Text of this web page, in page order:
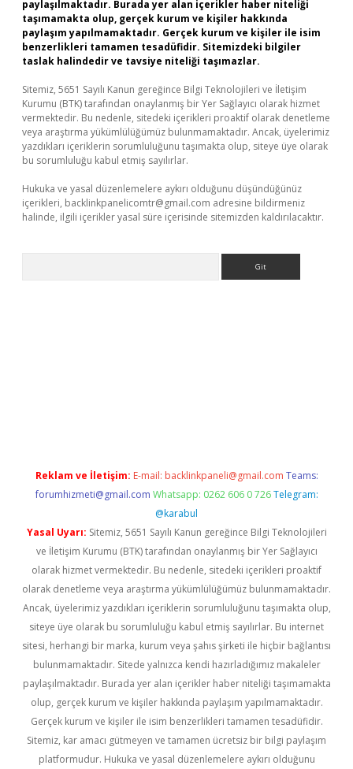
paylaşılmaktadır. Burada yer alan içerikler haber niteliği
taşımamakta olup, gerçek kurum ve kişiler hakkında
paylaşım yapılmamaktadır. Gerçek kurum ve kişiler ile isim
benzerlikleri tamamen tesadüfidir. Sitemizdeki bilgiler
taslak halindedir ve tavsiye niteliği taşımazlar.
Sitemiz, 5651 Sayılı Kanun gereğince Bilgi Teknolojileri ve İletişim
Kurumu (BTK) tarafından onaylanmış bir Yer Sağlayıcı olarak hizmet
vermektedir. Bu nedenle, sitedeki içerikleri proaktif olarak denetleme
veya araştırma yükümlülüğümüz bulunmamaktadır. Ancak, üyelerimiz
yazdıkları içeriklerin sorumluluğunu taşımakta olup, siteye üye olarak
bu sorumluluğu kabul etmiş sayılırlar.
Hukuka ve yasal düzenlemelere aykırı olduğunu düşündüğünüz
içerikleri, backlinkpanelicomtr@gmail.com adresine bildirmeniz
halinde, ilgili içerikler yasal süre içerisinde sitemizden kaldırılacaktır.
Reklam ve İletişim: E-mail: backlinkpaneli@gmail.com Teams:
forumhizmeti@gmail.com Whatsapp: 0262 606 0 726 Telegram:
@karabul
Yasal Uyarı: Sitemiz, 5651 Sayılı Kanun gereğince Bilgi Teknolojileri
ve İletişim Kurumu (BTK) tarafından onaylanmış bir Yer Sağlayıcı
olarak hizmet vermektedir. Bu nedenle, sitedeki içerikleri proaktif
olarak denetleme veya araştırma yükümlülüğümüz bulunmamaktadır.
Ancak, üyelerimiz yazdıkları içeriklerin sorumluluğunu taşımakta olup,
siteye üye olarak bu sorumluluğu kabul etmiş sayılırlar. Bu internet
sitesi, herhangi bir marka, kurum veya şahıs şirketi ile hiçbir bağlantısı
bulunmamaktadır. Sitede yalnızca kendi hazırladığımız makaleler
paylaşılmaktadır. Burada yer alan içerikler haber niteliği taşımamakta
olup, gerçek kurum ve kişiler hakkında paylaşım yapılmamaktadır.
Gerçek kurum ve kişiler ile isim benzerlikleri tamamen tesadüfidir.
Sitemiz, kar amacı gütmeyen ve tamamen ücretsiz bir bilgi paylaşım
platformudur. Hukuka ve yasal düzenlemelere aykırı olduğunu